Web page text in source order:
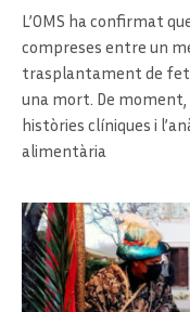
L’OMS ha confirmat
compreses entre un
trasplantament de
una mort. De moment,
històries clíniques i
alimentària